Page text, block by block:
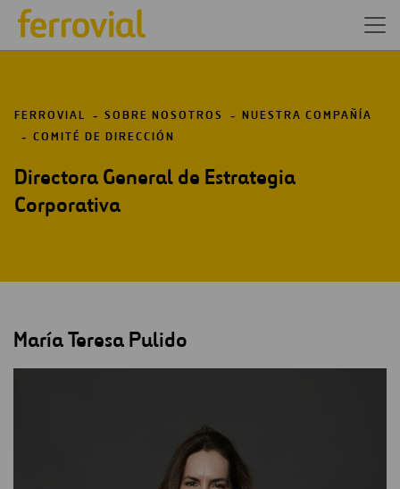
FERROVIAL SOBRE NOSOTROS
NUESTRA COMPAÑÍA
COMITÉ DE DIRECCIÓN
Directora General de Estrategia
Corporativa
María Teresa Pulido